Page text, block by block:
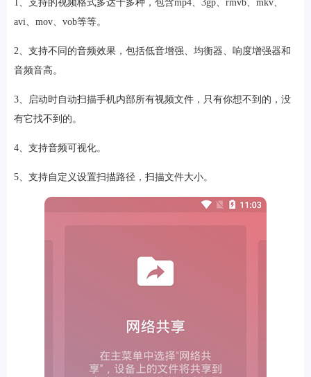
1、支持的视频格式多达十多种，包含mp4、3gp、rmvb、mkv、
avi、mov、vob等等。
2、支持不同的音频效果，包括低音增强、均衡器、响度增强器和
音频音高。
3、启动时自动扫描手机内部所有视频文件，只有你想不到的，没
有它找不到的。
4、支持音频可视化。
5、支持自定义设置扫描路径，扫描文件大小。